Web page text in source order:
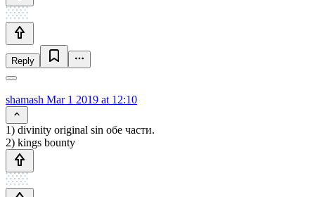
Reply
shamash Mar 1 2019 at 12:10
1) divinity original sin обе части.
2) kings bounty